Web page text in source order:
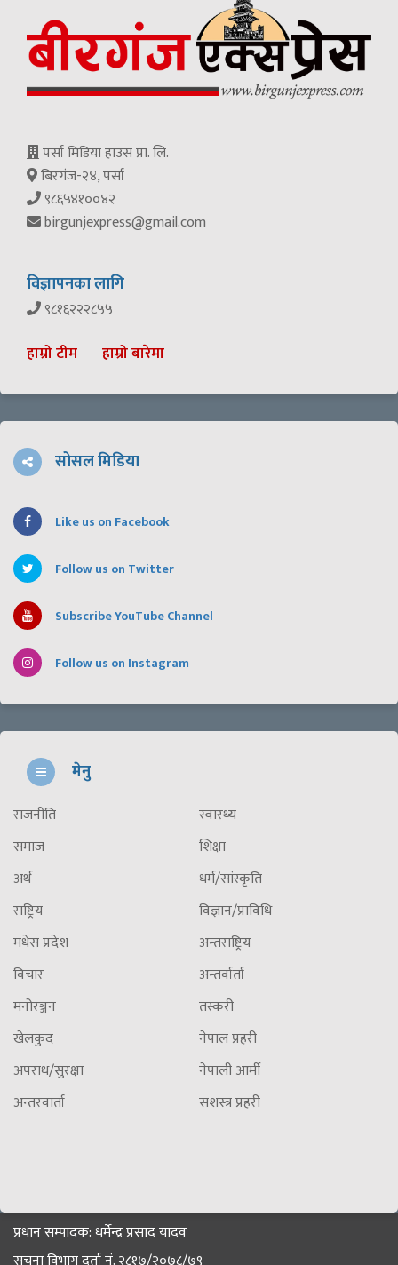
पर्सा मिडिया हाउस प्रा. लि.
बिरगंज-२४, पर्सा
९८६५४१००४२
birgunjexpress@gmail.com
विज्ञापनका लागि
९८१६२२२८५५
हाम्रो टीम हाम्रो बारेमा
सोसल मिडिया
Like us on Facebook
Follow us on Twitter
Subscribe YouTube Channel
Follow us on Instagram
मेनु
राजनीति
समाज
अर्थ
राष्ट्रिय
मधेस प्रदेश
विचार
मनोरञ्जन
खेलकुद
अपराध/सुरक्षा
अन्तरवार्ता
स्वास्थ्य
शिक्षा
धर्म/सांस्कृति
विज्ञान/प्राविधि
अन्तराष्ट्रिय
अन्तर्वार्ता
तस्करी
नेपाल प्रहरी
नेपाली आर्मी
सशस्त्र प्रहरी
प्रधान सम्पादक: धर्मेन्द्र प्रसाद यादव